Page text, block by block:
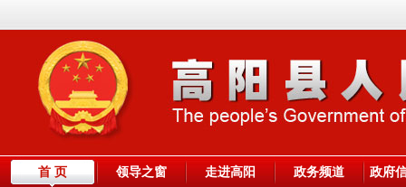
首 页 领导之窗 走进高阳 政务频道 政府